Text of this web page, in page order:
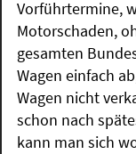
Vorführtermine,
Motorschaden,
gesamten
Wagen einfach
Wagen nicht
schon nach
kann man sich